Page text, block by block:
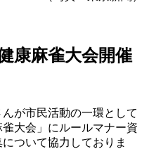
康麻雀大会開催
が市民活動の一環として
大会」にルールマナー資
ついて協力しておりま